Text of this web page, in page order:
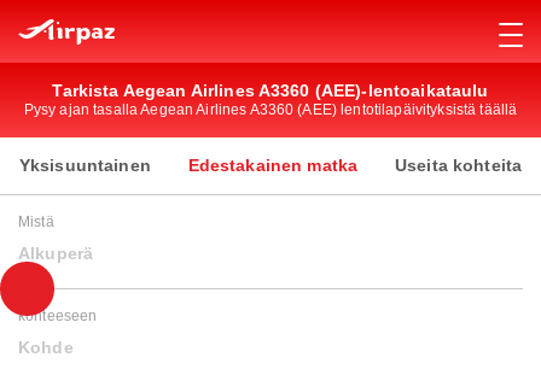
Tarkista Aegean Airlines A3360 (AEE)-lentoaikataulu
Pysy ajan tasalla Aegean Airlines A3360 (AEE) lentotilapäivityksistä täällä
Yksisuuntainen Edestakainen matka Useita kohteita
Mistä
Alkuperä
kohteeseen
Kohde